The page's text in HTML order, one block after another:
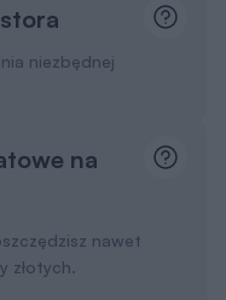
niezbędnej
na
nawet
złotych.